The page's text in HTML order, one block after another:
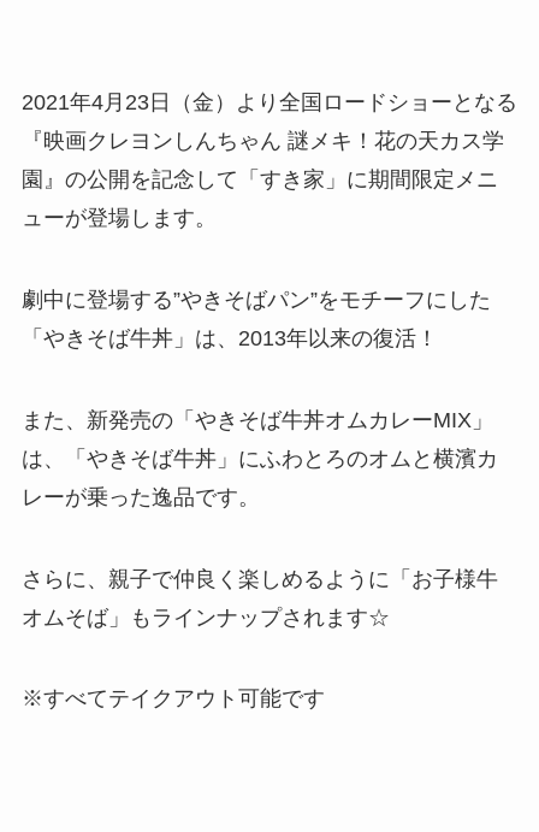
2021年4月23日（金）より全国ロードショーとなる
『映画クレヨンしんちゃん 謎メキ！花の天カス学
園』の公開を記念して「すき家」に期間限定メニ
ューが登場します。
劇中に登場する”やきそばパン”をモチーフにした
「やきそば牛丼」は、2013年以来の復活！
また、新発売の「やきそば牛丼オムカレーMIX」
は、「やきそば牛丼」にふわとろのオムと横濱カ
レーが乗った逸品です。
さらに、親子で仲良く楽しめるように「お子様牛
オムそば」もラインナップされます☆
※すべてテイクアウト可能です